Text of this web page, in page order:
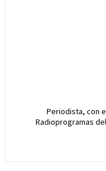
Periodista, con
Radioprogramas